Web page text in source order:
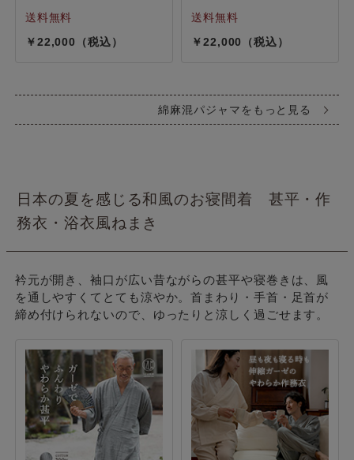
22,000 22,000
綿麻混パジャマをもっと見る
日本の夏を感じる和風のお寝間着 甚平・作
務衣・浴衣風ねまき
衿元が開き、袖口が広い昔ながらの甚平や寝巻きは、風
を通しやすくてとても涼やか。首まわり・手首・足首が
締め付けられないので、ゆったりと涼しく過ごせます。